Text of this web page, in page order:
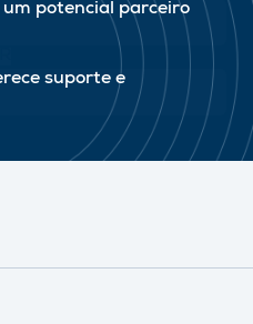
um potencial parceiro
suporte e